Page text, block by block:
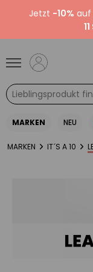
Jetzt -10% auf
MARKEN NEU
MARKEN IT´S A 10